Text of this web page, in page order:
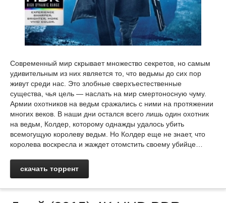
Современный мир скрывает множество секретов, но самым
удивительным из них является то, что ведьмы до сих пор
живут среди нас. Это злобные сверхъестественные
существа, чья цель — наслать на мир смертоносную чуму.
Армии охотников на ведьм сражались с ними на протяжении
многих веков. В наши дни остался всего лишь один охотник
на ведьм, Колдер, которому однажды удалось убить
всемогущую королеву ведьм. Но Колдер еще не знает, что
королева воскресла и жаждет отомстить своему убийце…
скачать торрент